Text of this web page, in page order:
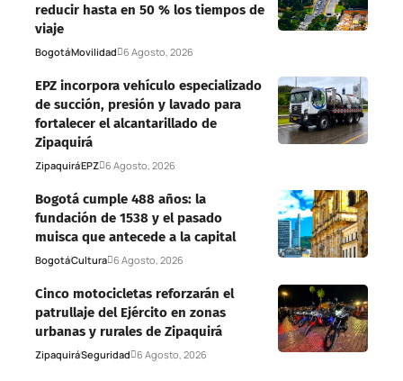
reducir hasta en 50 % los tiempos de
viaje
BogotáMovilidad 6 Agosto, 2026
EPZ incorpora vehículo especializado
de succión, presión y lavado para
fortalecer el alcantarillado de
Zipaquirá
ZipaquiráEPZ 6 Agosto, 2026
Bogotá cumple 488 años: la
fundación de 1538 y el pasado
muisca que antecede a la capital
BogotáCultura 6 Agosto, 2026
Cinco motocicletas reforzarán el
patrullaje del Ejército en zonas
urbanas y rurales de Zipaquirá
ZipaquiráSeguridad 6 Agosto, 2026